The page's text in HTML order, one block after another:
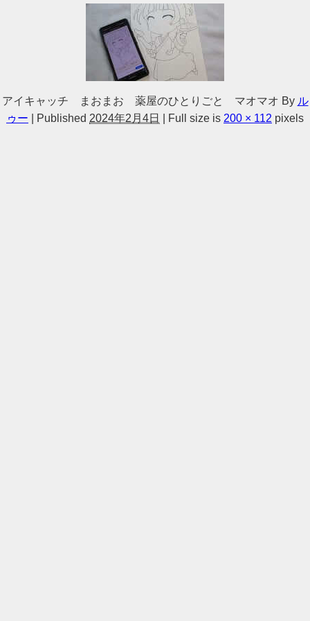
アイキャッチ まおまお 薬屋のひとりごと マオマオ By ル
ゥー
Published 2024年2月4日 Full size is 200 × 112 pixels